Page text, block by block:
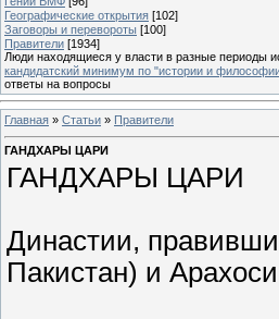
Географические открытия [102]
Заговоры и перевороты [100]
Правители [1934]
Люди находящиеся у власти в разные периоды
кандидатский минимум по "истории и
ответы на вопросы
Главная » Статьи » Правители
ГАНДХАРЫ ЦАРИ
ГАНДХАРЫ ЦАРИ
Династии,
Пакистан) и